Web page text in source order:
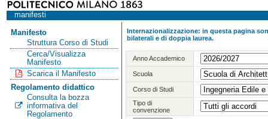
manifesti
Manifesto
Struttura Corso di Studi
Cerca/Visualizza
Manifesto
Scarica il Manifesto
Regolamento didattico
Consulta la bozza
informativa del
Regolamento
Internazionalizzazione: in questa pagina
bilaterali e di doppia laurea.
Anno Accademico
Scuola
Corso di Studi
Tipo di
convenzione